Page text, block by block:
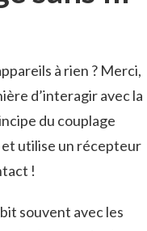
à rien ? Merci,
d’interagir avec la
du couplage
utilise un récepteur
!
souvent avec les